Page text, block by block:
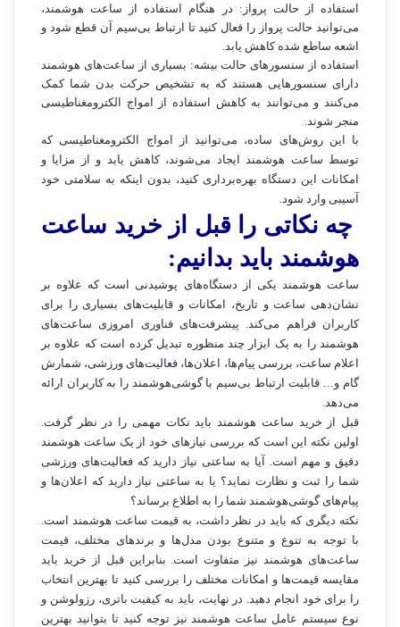
استفاده از حالت پرواز: در هنگام استفاده از ساعت هوشمند،
می‌توانید حالت پرواز را فعال کنید تا ارتباط بی‌سیم آن قطع شود و
اشعه ساطع شده کاهش یابد.
استفاده از سنسورهای حالت بیشه: بسیاری از ساعت‌های هوشمند
دارای سنسورهایی هستند که به تشخیص حرکت بدن شما کمک
می‌کنند و می‌توانند به کاهش استفاده از امواج الکترومغناطیسی
منجر شوند.
با این روش‌های ساده، می‌توانید از امواج الکترومغناطیسی که
توسط ساعت هوشمند ایجاد می‌شوند، کاهش یابد و از مزایا و
امکانات این دستگاه بهره‌برداری کنید، بدون اینکه به سلامتی خود
آسیبی وارد شود.
چه نکاتی را قبل از خرید ساعت
هوشمند باید بدانیم:
ساعت هوشمند یکی از دستگاه‌های پوشیدنی است که علاوه بر
نشان‌دهی ساعت و تاریخ، امکانات و قابلیت‌های بسیاری را برای
کاربران فراهم می‌کند. پیشرفت‌های فناوری امروزی ساعت‌های
هوشمند را به یک ابزار چند منظوره تبدیل کرده است که علاوه بر
اعلام ساعت، بررسی پیام‌ها، اعلان‌ها، فعالیت‌های ورزشی، شمارش
گام و… قابلیت ارتباط بی‌سیم با گوشی‌هوشمند را به کاربران ارائه
می‌دهد.
قبل از خرید ساعت هوشمند باید نکات مهمی را در نظر گرفت.
اولین نکته این است که بررسی نیازهای خود از یک ساعت هوشمند
دقیق و مهم است. آیا به ساعتی نیاز دارید که فعالیت‌های ورزشی
شما را ثبت و نظارت نماید؟ یا به ساعتی نیاز دارید که اعلان‌ها و
پیام‌های گوشی‌هوشمند شما را به اطلاع برساند؟
نکته دیگری که باید در نظر داشت، به قیمت ساعت هوشمند است.
با توجه به تنوع و متنوع بودن مدل‌ها و برندهای مختلف، قیمت
ساعت‌های هوشمند نیز متفاوت است. بنابراین قبل از خرید باید
مقایسه قیمت‌ها و امکانات مختلف را بررسی کنید تا بهترین انتخاب
را برای خود انجام دهید. در نهایت، باید به کیفیت باتری، رزولوشن و
نوع سیستم عامل ساعت هوشمند نیز توجه کنید تا بتوانید بهترین